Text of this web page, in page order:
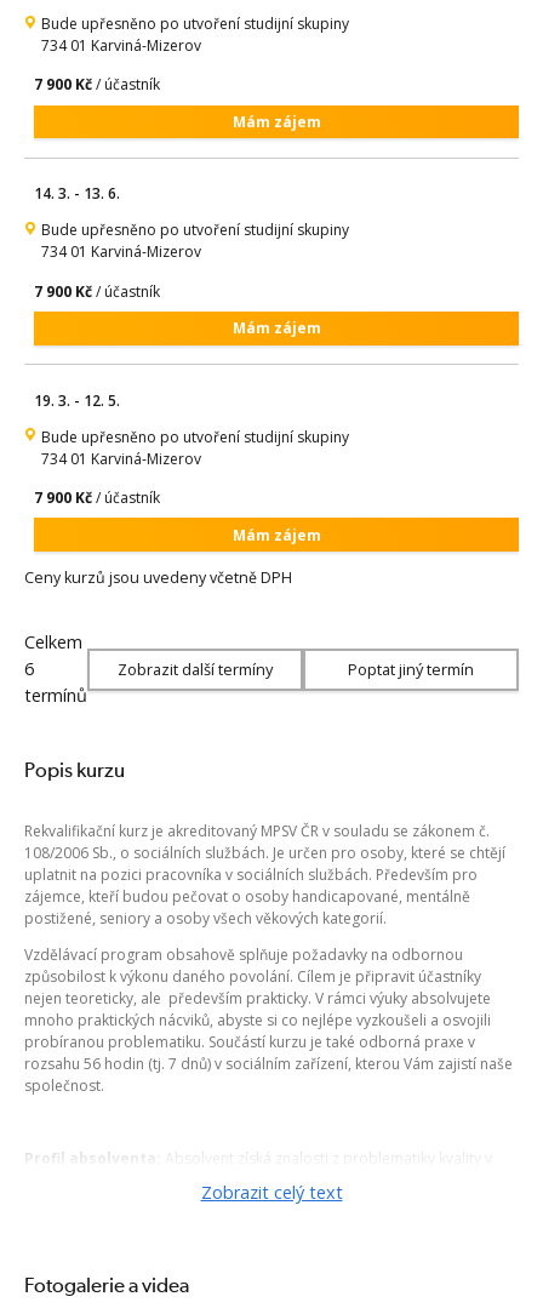
Bude upřesněno po utvoření studijní skupiny
734 01 Karviná-Mizerov
7 900 Kč/ účastník
Mám zájem
14. 3. - 13. 6.
Bude upřesněno po utvoření studijní skupiny
734 01 Karviná-Mizerov
7 900 Kč/ účastník
Mám zájem
19. 3. - 12. 5.
Bude upřesněno po utvoření studijní skupiny
734 01 Karviná-Mizerov
7 900 Kč/ účastník
Mám zájem
Ceny kurzů jsou uvedeny včetně DPH
Celkem
6
termínů
Zobrazit další termíny Poptat jiný termín
Popis kurzu
Rekvalifikační kurz je akreditovaný MPSV ČR v souladu se zákonem č.
108/2006 Sb., o sociálních službách. Je určen pro osoby, které se chtějí
uplatnit na pozici pracovníka v sociálních službách. Především pro
zájemce, kteří budou pečovat o osoby handicapované, mentálně
postižené, seniory a osoby všech věkových kategorií.
Vzdělávací program obsahově splňuje požadavky na odbornou
způsobilost k výkonu daného povolání. Cílem je připravit účastníky
nejen teoreticky, ale především prakticky. V rámci výuky absolvujete
mnoho praktických nácviků, abyste si co nejlépe vyzkoušeli a osvojili
probíranou problematiku. Součástí kurzu je také odborná praxe v
rozsahu 56 hodin (tj. 7 dnů) v sociálním zařízení, kterou Vám zajistí naše
společnost.
Profil absolventa:
Absolvent získá znalosti z problematiky kvality v
sociálních službách, standardů kvality v sociálních službách a zásad
etiky výkonu činnosti pracovníka v sociálních službách, lidských práv a
psychopatologie, somatologie, zdravotního postižení, psychosociálních
Zobrazit celý text
Fotogalerie a videa